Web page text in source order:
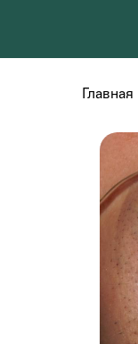
Главная